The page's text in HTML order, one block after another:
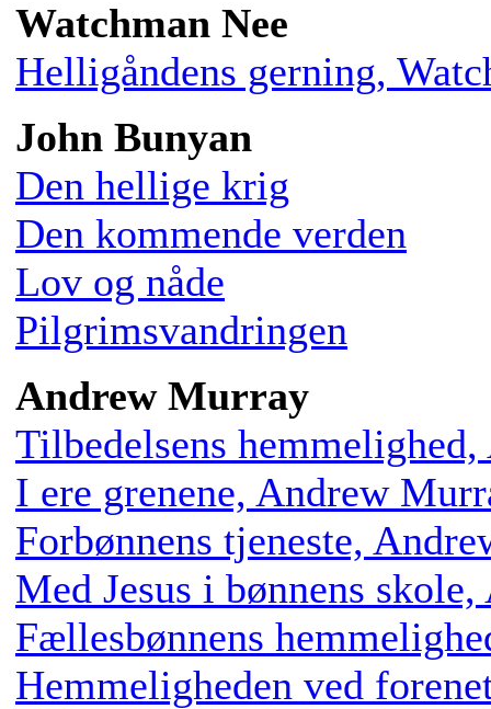
Watchman Nee
Helligåndens gerning,
John Bunyan
Den hellige krig
Den kommende verden
Lov og nåde
Pilgrimsvandringen
Andrew Murray
Tilbedelsens
I ere grenene, Andrew
Forbønnens tjeneste,
Med Jesus i bønnens
Fællesbønnens
Hemmeligheden ved